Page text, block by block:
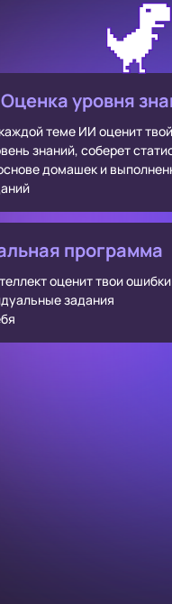
Оценка уровня
теме ИИ оценит твой
знаний, соберет
домашек и
программа
оценит твои ошибки
задания